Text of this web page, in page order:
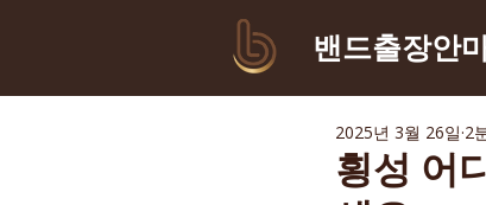
밴드출장안
횡성 어
2025년 3월 26일 2